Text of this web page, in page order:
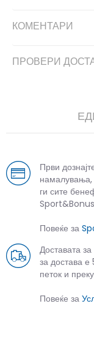
КОМЕНТАРИ
ПРОВЕРИ
Први
намалувања,
ги сите
Повеќе за
Доставата
за достава
петок и
Повеќе за